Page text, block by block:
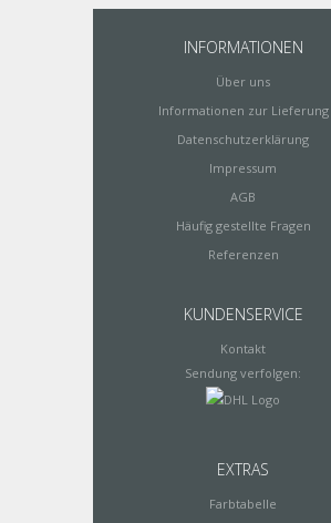
INFORMATIONEN
Über uns
Informationen zur Lieferung
Datenschutzerklärung
Impressum
AGB
Häufig gestellte Fragen
Referenzen
KUNDENSERVICE
Kontakt
Sendung verfolgen:
EXTRAS
Farbtabelle